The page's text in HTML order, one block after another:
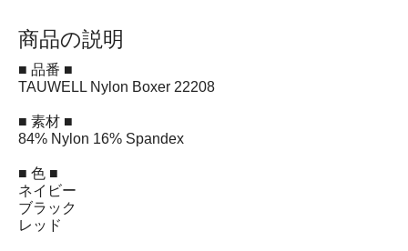
商品の説明
■ 品番 ■
TAUWELL Nylon Boxer 22208
■ 素材 ■
84% Nylon 16% Spandex
■ 色 ■
ネイビー
ブラック
レッド